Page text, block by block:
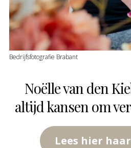
Bedrijfsfotografie Brabant
Noëlle van den
altijd kansen om
Lees hier